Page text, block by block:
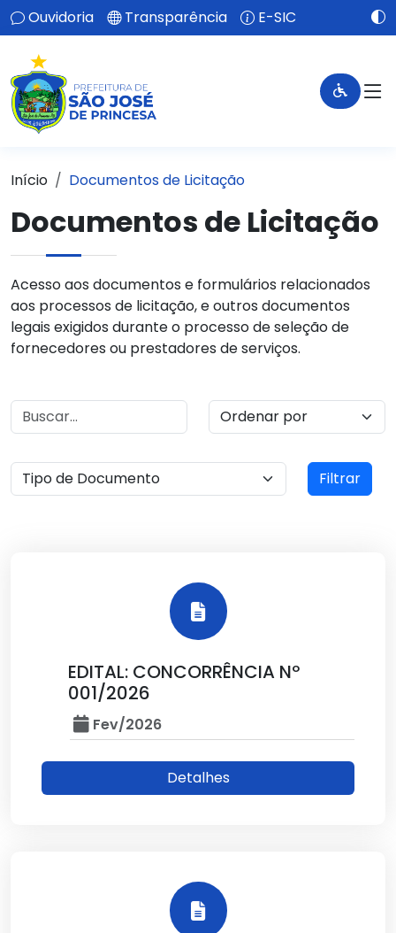
Ouvidoria Transparência E-SIC
Início Documentos de Licitação
Documentos de Licitação
Acesso aos documentos e formulários relacionados
aos processos de licitação, e outros documentos
legais exigidos durante o processo de seleção de
fornecedores ou prestadores de serviços.
Filtrar
EDITAL: CONCORRÊNCIA Nº
001/2026
Fev/2026
Detalhes